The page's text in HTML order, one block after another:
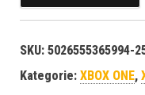
SKU: 5026555365994-
Kategorie: XBOX ONE,